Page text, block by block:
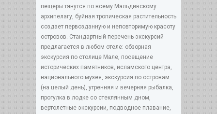
пещеры тянутся по всему Мальдивскому
архипелагу, буйная тропическая растительность
создает первозданную и неповторимую красоту
островов. Стандартный перечень экскурсий
предлагается в любом отеле: обзорная
экскурсия по столице Мале, посещение
исторических памятников, исламского центра,
национального музея, экскурсия по островам
(на целый день), утренняя и вечерняя рыбалка,
прогулка в лодке со стеклянным дном,
вертолетные экскурсии, подводное плавание,